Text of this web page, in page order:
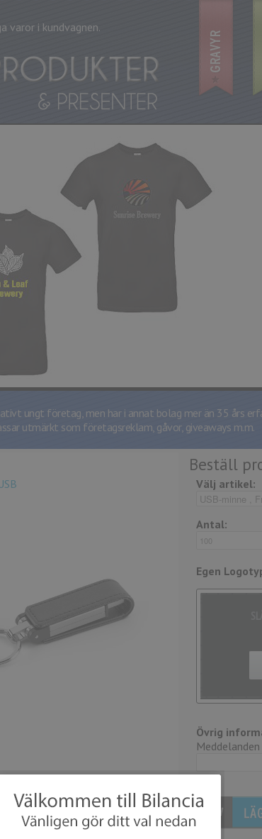
varor i kundvagnen.
ungt företag, men har i annat bolag mer än 35 års
utmärkt som företagsreklam, gåvor, giveaways m.m.
Beställ
Välj artikel:
Antal:
Egen
Övrig